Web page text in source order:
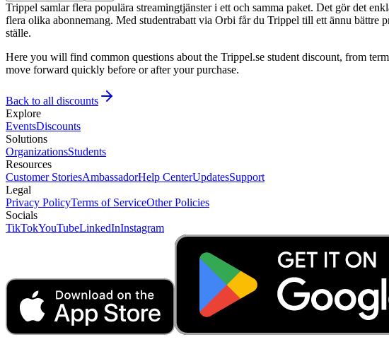
Trippel samlar flera populära streamingtjänster i ett och samma paket. Det gör det
flera olika abonnemang. Med studentrabatt via Orbi får du Trippel till ett ännu bättre
ställe.
Here you will find common questions about the Trippel.se student discount, from
move forward quickly before or after your purchase.
Back to all discounts
Explore
EventsDiscounts
Solutions
OrganizationsStudents
Resources
Customer StoriesAmbassadorHelp CenterUpdatesSupport
Legal
Privacy PolicyTerms of ServiceOther Policies
Socials
TikTokYouTubeLinkedInInstagram